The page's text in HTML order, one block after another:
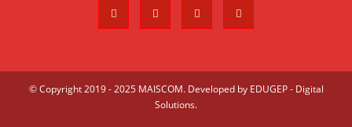
© Copyright 2019 - 2025 MAISCOM. Developed by EDUGEP - Digital
Solutions.